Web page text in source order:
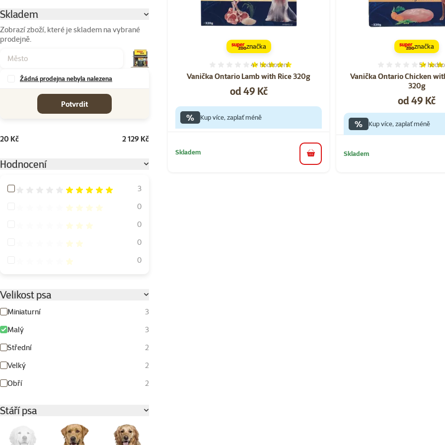
Parametrický filtr
Skladem
Zobrazí zboží, které je skladem na vybrané
prodejně.
Žádná prodejna nebyla nalezena
Potvrdit
20 Kč 2 129 Kč
Hodnocení
Hodnocení 100%
3
Hodnocení 80%
0
Hodnocení 60%
0
Hodnocení 40%
0
Hodnocení 20%
0
Velikost psa
Miniaturní
3
Malý
3
Střední
2
Velký
2
Obří
2
Stáří psa
Vanička Ontario Lamb with Rice 320g
Hodnocení 100%, počet hodnocení: 4
4× hodnocení
Cena
od 49 Kč
značka
% Kup více, zaplať méně
Skladem
do košíku
Vanička Ontario Chicken
320g
5×
Cena
od 49 Kč
značka
% Kup více, zaplať méně
Skladem